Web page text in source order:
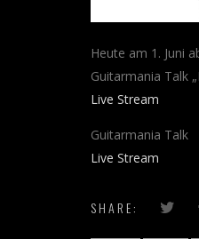
Heute am 1. Juni
Guitarmania Talk
Live Stream
Guitarmania Talk
Live Stream
SHARE: